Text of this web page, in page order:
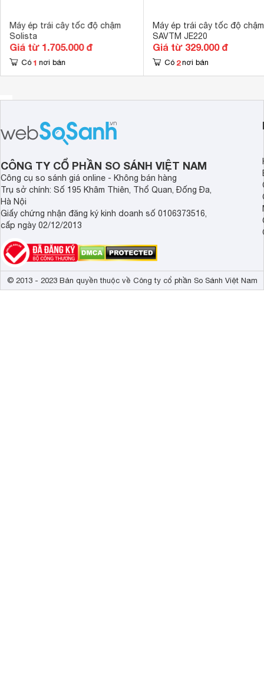
Máy ép trái cây tốc độ chậm
Solista
Giá từ 1.705.000 đ
Có 1 nơi bán
Máy ép trái cây tốc độ chậm
SAVTM JE220
Giá từ 329.000 đ
Có 2 nơi bán
CÔNG TY CỔ PHẦN SO SÁNH VIỆT NAM
Công cụ so sánh giá online - Không bán hàng
Trụ sở chính: Số 195 Khâm Thiên, Thổ Quan, Đống Đa,
Hà Nội
Giấy chứng nhận đăng ký kinh doanh số 0106373516,
cấp ngày 02/12/2013
© 2013 - 2023 Bản quyền thuộc về Công ty cổ phần So Sánh Việt Nam